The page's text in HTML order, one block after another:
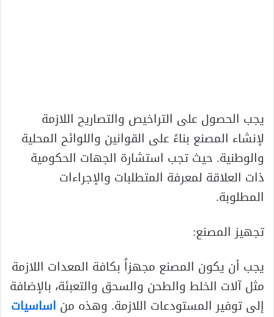
يجب الحصول على التراخيص والتصاريح اللازمة
لإنشاء المصنع بناءً على القوانين واللوائح المحلية
والوطنية. حيث تجب استشارة الجهات الحكومية
ذات العلاقة لمعرفة المتطلبات والإجراءات
المطلوبة.
تجهيز المصنع:
يجب أن يكون المصنع مجهزاً بكافة المعدات اللازمة
مثل آلات الخلط والطحن والسحق والتعبئة، بالإضافة
إلى توفير المستودعات اللازمة. وهذه من اساسيات